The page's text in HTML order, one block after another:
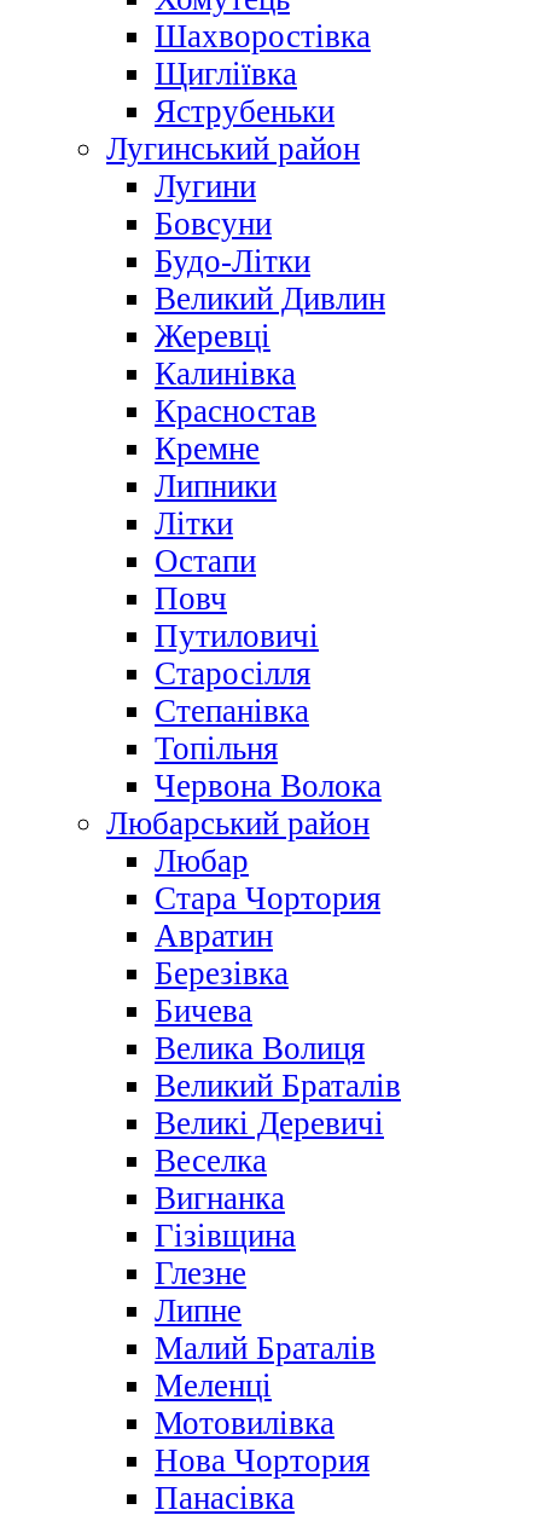
Шахворостівка
Щигліївка
Яструбеньки
Лугинський район
Лугини
Бовсуни
Будо-Літки
Великий Дивлин
Жеревці
Калинівка
Красностав
Кремне
Липники
Літки
Остапи
Повч
Путиловичі
Старосілля
Степанівка
Топільня
Червона Волока
Любарський район
Любар
Стара Чортория
Авратин
Березівка
Бичева
Велика Волиця
Великий Браталів
Великі Деревичі
Веселка
Вигнанка
Гізівщина
Глезне
Липне
Малий Браталів
Меленці
Мотовилівка
Нова Чортория
Панасівка